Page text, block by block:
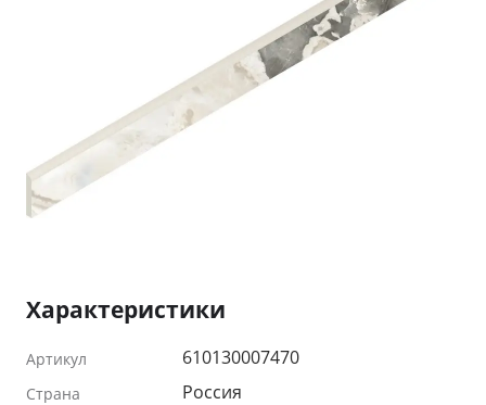
Характеристики
Артикул 610130007470
Страна Россия